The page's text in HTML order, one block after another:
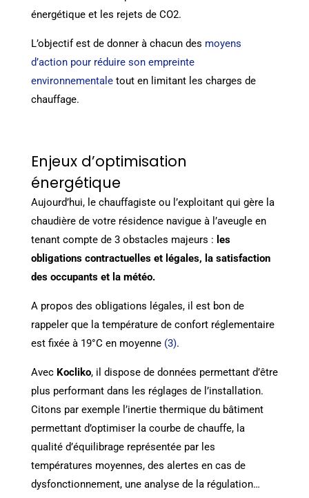
énergétique et les rejets de CO2.
L’objectif est de donner à chacun des moyens
d’action pour réduire son empreinte
environnementaletout en limitant les charges de
chauffage.
Enjeux d’optimisation
énergétique
Aujourd’hui, le chauffagiste ou l’exploitant qui gère la
chaudière de votre résidence navigue à l’aveugle en
tenant compte de 3 obstacles majeurs : les
obligations contractuelles et légales, la satisfaction
des occupants et la météo.
A propos des obligations légales, il est bon de
rappeler que la température de confort réglementaire
est fixée à 19°C en moyenne (3).
Avec Kocliko, il dispose de données permettant d’être
plus performant dans les réglages de l’installation.
Citons par exemple l’inertie thermique du bâtiment
permettant d’optimiser la courbe de chauffe, la
qualité d’équilibrage représentée par les
températures moyennes, des alertes en cas de
dysfonctionnement, une analyse de la régulation…